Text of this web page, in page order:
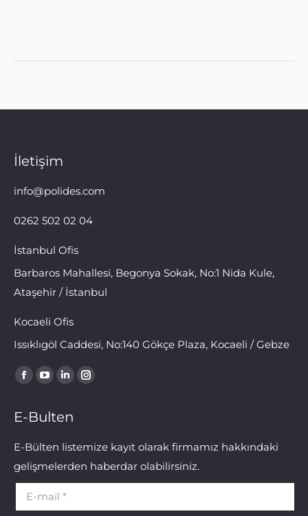
İletişim
info@polides.com
0262 502 02 04
İstanbul Ofis
Barbaros Mahallesi, Begonya Sokak, No:1 Nida Kule,
Ataşehir / İstanbul
Kocaeli Ofis
Issıklıgöl Caddesi, No:140 Gökçe Plaza, Kocaeli / Gebze
Find us on:
E-Bulten
E-Bülten listemize kayıt olarak firmamız hakkındaki
gelişmelerden haberdar olabilirsiniz.
E-mail *